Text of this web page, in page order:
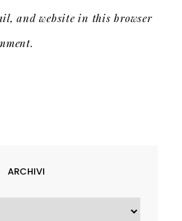
and website in this browser
ARCHIVI